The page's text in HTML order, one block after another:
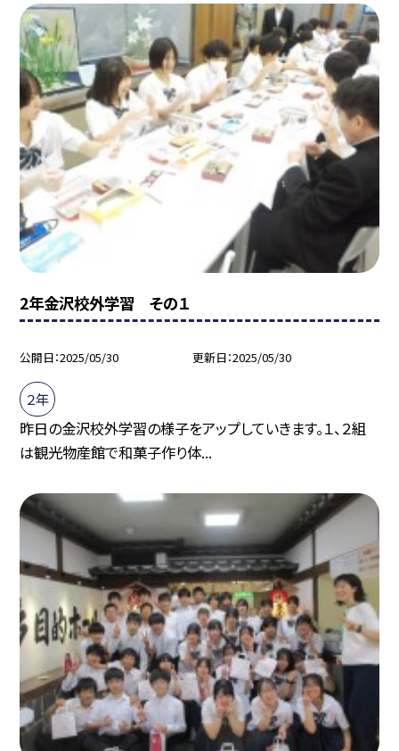
2年金沢校外学習 その１
公開日 2025/05/30 更新日 2025/05/30
２年
昨日の金沢校外学習の様子をアップしていきます。１、２組
は観光物産館で和菓子作り体...